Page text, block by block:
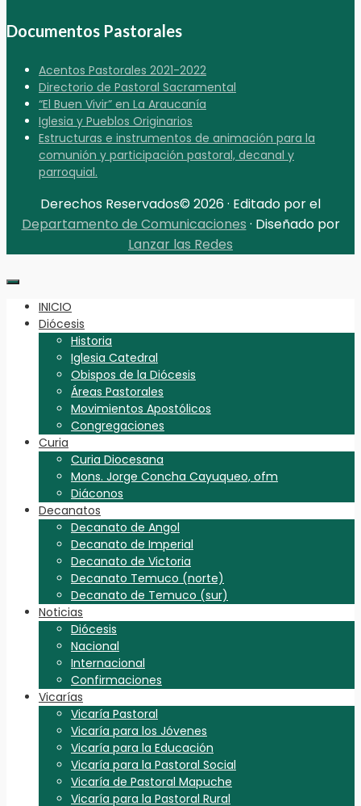
Documentos Pastorales
Acentos Pastorales 2021-2022
Directorio de Pastoral Sacramental
“El Buen Vivir” en La Araucanía
Iglesia y Pueblos Originarios
Estructuras e instrumentos de animación para la
comunión y participación pastoral, decanal y
parroquial.
Derechos Reservados© 2026 · Editado por el
Departamento de Comunicaciones · Diseñado por
Lanzar las Redes
INICIO
Diócesis
Historia
Iglesia Catedral
Obispos de la Diócesis
Áreas Pastorales
Movimientos Apostólicos
Congregaciones
Curia
Curia Diocesana
Mons. Jorge Concha Cayuqueo, ofm
Diáconos
Decanatos
Decanato de Angol
Decanato de Imperial
Decanato de Victoria
Decanato Temuco (norte)
Decanato de Temuco (sur)
Noticias
Diócesis
Nacional
Internacional
Confirmaciones
Vicarías
Vicaría Pastoral
Vicaría para los Jóvenes
Vicaría para la Educación
Vicaría para la Pastoral Social
Vicaría de Pastoral Mapuche
Vicaría para la Pastoral Rural